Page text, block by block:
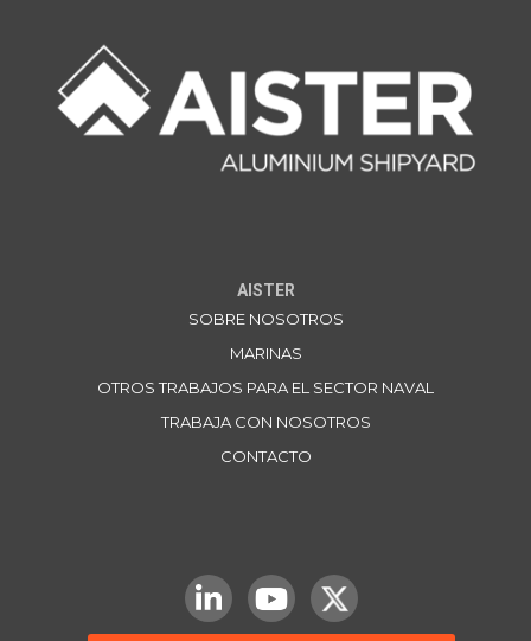
AISTER
SOBRE NOSOTROS
MARINAS
OTROS TRABAJOS PARA EL SECTOR NAVAL
TRABAJA CON NOSOTROS
CONTACTO